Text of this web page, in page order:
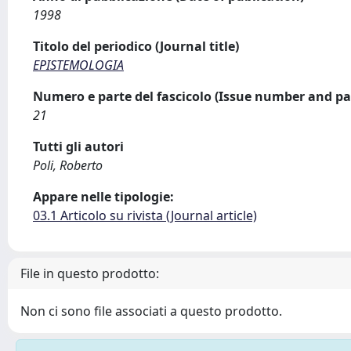
1998
Titolo del periodico (Journal title)
EPISTEMOLOGIA
Numero e parte del fascicolo (Issue number and
21
Tutti gli autori
Poli, Roberto
Appare nelle tipologie:
03.1 Articolo su rivista (Journal article)
File in questo prodotto:
Non ci sono file associati a questo prodotto.